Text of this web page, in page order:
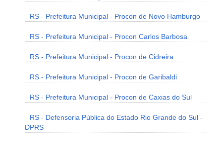
RS - Prefeitura Municipal - Procon de Novo Hamburgo
RS - Prefeitura Municipal - Procon Carlos Barbosa
RS - Prefeitura Municipal - Procon de Cidreira
RS - Prefeitura Municipal - Procon de Garibaldi
RS - Prefeitura Municipal - Procon de Caxias do Sul
RS - Defensoria Pública do Estado Rio Grande do Sul -
DPRS